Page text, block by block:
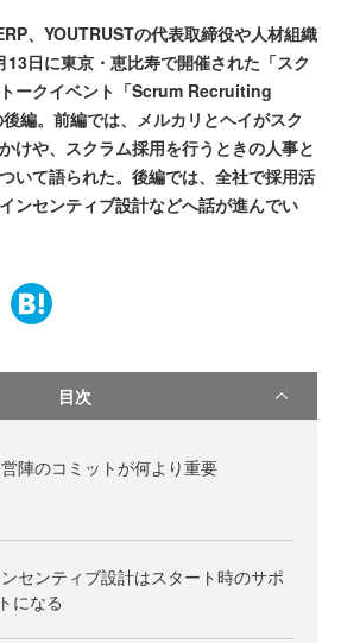
、YOUTRUSTの代表取締役や人材組織
日に東京・恵比寿で開催された「スク
ークイベント「Scrum Recruiting
編。前編では、メルカリとヘイがスク
けや、スクラム採用を行うときの人事と
いて語られた。後編では、全社で採用活
ンセンティブ設計などへ話が進んでい
目次
陣のコミットが何より重要
センティブ設計はスタート時のサポ
になる